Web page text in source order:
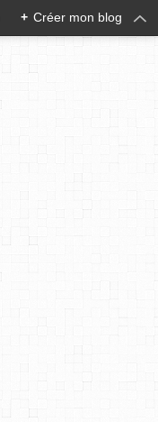
+ Créer mon blog